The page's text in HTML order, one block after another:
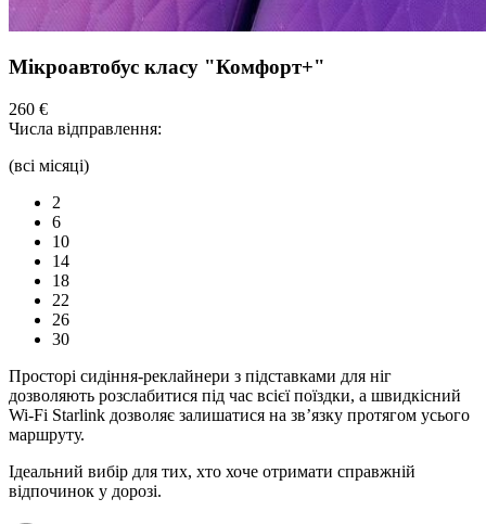
Мікроавтобус класу "Комфорт+"
260 €
Числа відправлення:
(всі місяці)
2
6
10
14
18
22
26
30
Просторі сидіння-реклайнери з підставками для ніг
дозволяють розслабитися під час всієї поїздки, а швидкісний
Wi-Fi Starlink дозволяє залишатися на зв’язку протягом усього
маршруту.
Ідеальний вибір для тих, хто хоче отримати справжній
відпочинок у дорозі.